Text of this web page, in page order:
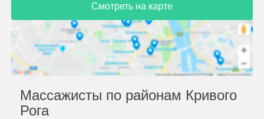
Смотреть на карте
Массажисты по районам Кривого
Рога